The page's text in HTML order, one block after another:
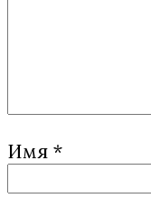
Имя *